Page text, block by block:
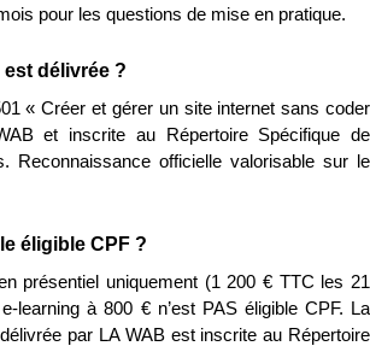
pour les questions de mise en pratique.
délivrée ?
« Créer et gérer un site internet sans coder
et inscrite au Répertoire Spécifique de
Reconnaissance officielle valorisable sur le
éligible CPF ?
présentiel uniquement (1 200 € TTC les 21
learning à 800 € n’est PAS éligible CPF. La
par LA WAB est inscrite au Répertoire